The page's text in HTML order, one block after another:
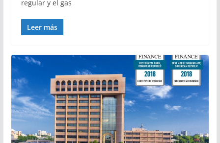
regular y el gas
Leer más